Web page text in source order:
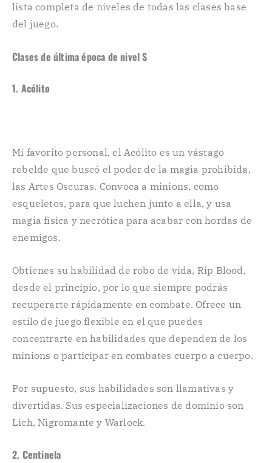
lista completa de niveles de todas las clases base
del juego.
Clases de última época de nivel S
1. Acólito
Mi favorito personal, el Acólito es un vástago
rebelde que buscó el poder de la magia prohibida,
las Artes Oscuras. Convoca a minions, como
esqueletos, para que luchen junto a ella, y usa
magia física y necrótica para acabar con hordas de
enemigos.
Obtienes su habilidad de robo de vida, Rip Blood,
desde el principio, por lo que siempre podrás
recuperarte rápidamente en combate. Ofrece un
estilo de juego flexible en el que puedes
concentrarte en habilidades que dependen de los
minions o participar en combates cuerpo a cuerpo.
Por supuesto, sus habilidades son llamativas y
divertidas. Sus especializaciones de dominio son
Lich, Nigromante y Warlock.
2. Centinela